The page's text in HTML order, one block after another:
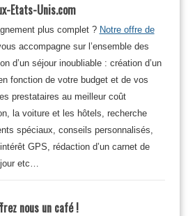
Etats-Unis.com
plus complet ? Notre offre de
accompagne sur l’ensemble des
d’un séjour inoubliable : création d’un
fonction de votre budget et de vos
prestataires au meilleur coût
la voiture et les hôtels, recherche
spéciaux, conseils personnalisés,
GPS, rédaction d’un carnet de
etc…
nous un café !